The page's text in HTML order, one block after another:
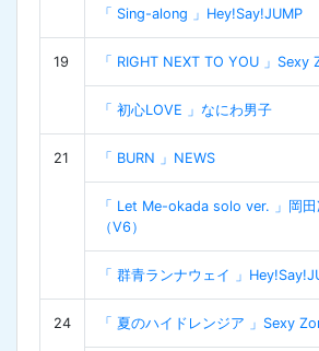
「 Sing-along 」Hey!Say!JUMP
19 「 RIGHT NEXT TO YOU 」Sexy
「 初心LOVE 」なにわ男子
21 「 BURN 」NEWS
「 Let Me-okada solo ver. 」岡
（V6）
「 群青ランナウェイ 」
24 「 夏のハイドレンジア 」Sexy